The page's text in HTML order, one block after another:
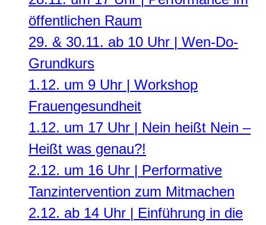
öffentlichen Raum
29. & 30.11. ab 10 Uhr | Wen-Do-
Grundkurs
1.12. um 9 Uhr | Workshop
Frauengesundheit
1.12. um 17 Uhr | Nein heißt Nein –
Heißt was genau?!
2.12. um 16 Uhr | Performative
Tanzintervention zum Mitmachen
2.12. ab 14 Uhr | Einführung in die